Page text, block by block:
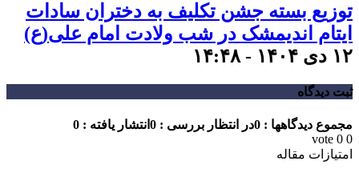
توزیع بسته جشن تکلیف به دختران سادات
ایتام اندیمشک در شب ولادت امام علی(ع)
۱۲ دی ۱۴۰۴ - ۱۴:۴۸
ثبت دیدگاه
مجموع دیدگاهها : 0 در انتظار بررسی : 0
انتشار یافته : 0
0
0
vote
امتیازات مقاله